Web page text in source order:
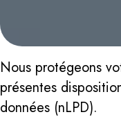
Nous protégeons
présentes
données (nLPD).